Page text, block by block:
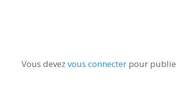
Vous devez vous connecterpour